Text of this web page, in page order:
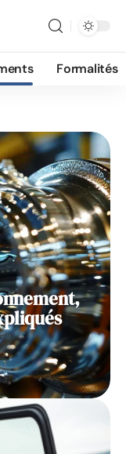
Formalités